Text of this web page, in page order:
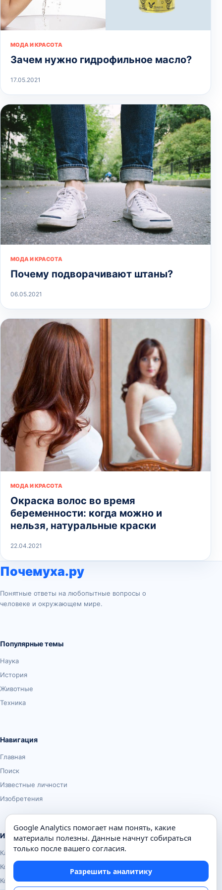
МОДА И КРАСОТА
Зачем нужно гидрофильное масло?
17.05.2021
МОДА И КРАСОТА
Почему подворачивают штаны?
06.05.2021
МОДА И КРАСОТА
Окраска волос во время
беременности: когда можно и
нельзя, натуральные краски
22.04.2021
Почемуха.ру
Понятные ответы на любопытные вопросы о
человеке и окружающем мире.
Популярные темы
Наука
История
Животные
Техника
Навигация
Главная
Поиск
Известные личности
Изобретения
Информация
Карта сайта
Контакты
Конфиденциальность
Google Analytics помогает нам понять, какие
материалы полезны. Данные начнут собираться
только после вашего согласия.
Разрешить аналитику